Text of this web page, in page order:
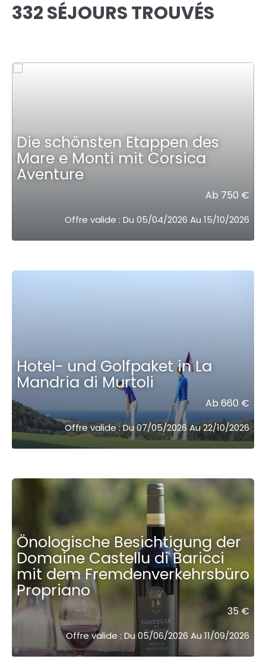
332 SÉJOURS TROUVÉS
Die schönsten Etappen des
Mare e Monti mit Corsica
Aventure
Ab 750 €
Offre valide : Du 05/04/2026 Au 15/10/2026
Hotel- und Golfpaket in La
Mandria di Murtoli
Ab 660 €
Offre valide : Du 07/05/2026 Au 22/10/2026
Önologische Besichtigung der
Domaine Castellu di Baricci
mit dem Fremdenverkehrsbüro
Propriano
35 €
Offre valide : Du 05/06/2026 Au 11/09/2026